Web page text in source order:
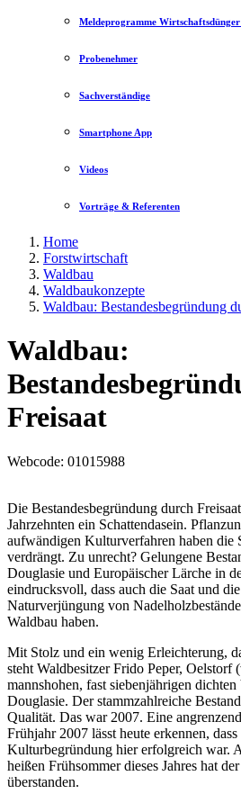
Meldeprogramme
Probenehmer
Sachverständige
Smartphone App
Videos
Vorträge & Referenten
Home
Forstwirtschaft
Waldbau
Waldbaukonzepte
Waldbau: Bestandesbegründung
Waldbau:
Freisaat
Webcode: 01015988
Die Bestandesbegründung durch
Jahrzehnten ein Schattendasein.
aufwändigen Kulturverfahren haben die
verdrängt. Zu unrecht? Gelungene
Douglasie und Europäischer Lärche in
eindrucksvoll, dass auch die Saat und
Naturverjüngung von
Waldbau haben.
Mit Stolz und ein wenig Erleichterung,
steht Waldbesitzer Frido Peper, Oelstorf
mannshohen, fast siebenjährigen
Douglasie. Der stammzahlreiche
Qualität. Das war 2007. Eine
Frühjahr 2007 lässt heute erkennen,
Kulturbegründung hier erfolgreich war.
heißen Frühsommer dieses Jahres hat
überstanden.